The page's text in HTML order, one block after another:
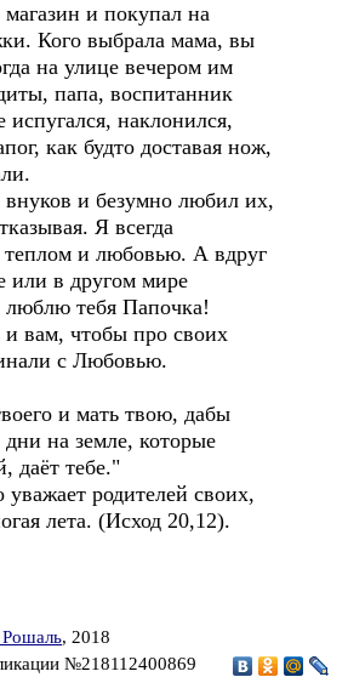
магазин и покупал на
Кого выбрала мама, вы
на улице вечером им
папа, воспитанник
испугался, наклонился,
как будто доставая нож,
и безумно любил их,
Я всегда
теплом и любовью. А вдруг
или в другом мире
люблю тебя Папочка!
вам, чтобы про своих
с Любовью.
и мать твою, дабы
на земле, которые
даёт тебе."
уважает родителей своих,
лета. (Исход 20,12).
Рошаль, 2018
№218112400869